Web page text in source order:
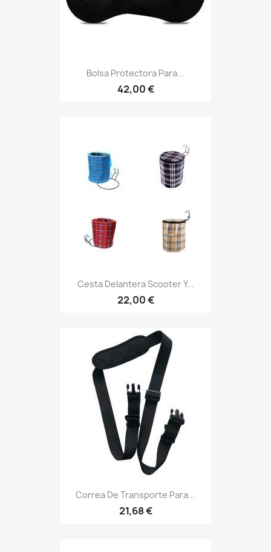
Bolsa Protectora Para...
42,00 €
Cesta Delantera Scooter Y...
22,00 €
Correa De Transporte Para...
21,68 €